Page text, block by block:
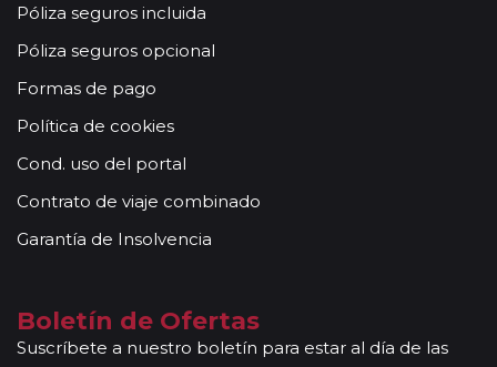
Póliza seguros incluida
Póliza seguros opcional
Formas de pago
Política de cookies
Cond. uso del portal
Contrato de viaje combinado
Garantía de Insolvencia
Boletín de Ofertas
Suscríbete a nuestro boletín para estar al día de las